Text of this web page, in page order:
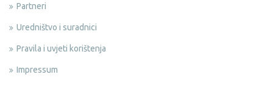
Partneri
Uredništvo i suradnici
Pravila i uvjeti korištenja
Impressum